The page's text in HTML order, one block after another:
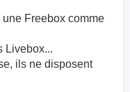
une Freebox comme
Livebox...
ils ne disposent